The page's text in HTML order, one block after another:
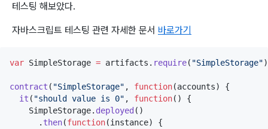
테스팅 해보았다.
자바스크립트 테스팅 관련 자세한 문서 바로가기
var SimpleStorage = artifacts . require( "SimpleStorage"
contract ( "SimpleStorage" , function(accounts) {
it ( "should value is 0" , function() {
SimpleStorage. deployed ()
      .
then(function(instance) {